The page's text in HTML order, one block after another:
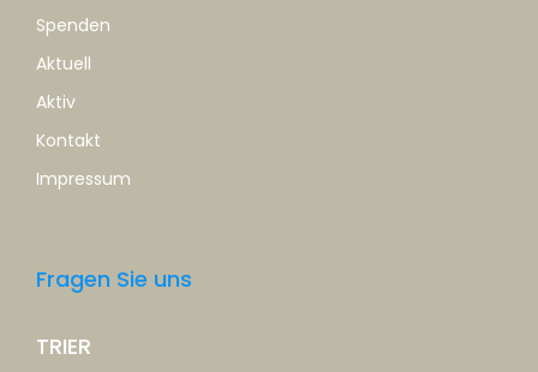
Spenden
Aktuell
Aktiv
Kontakt
Impressum
Fragen Sie uns
TRIER